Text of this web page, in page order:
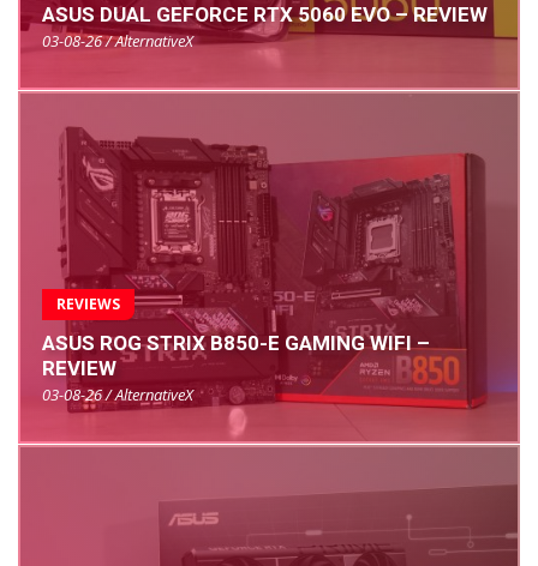
ASUS DUAL GEFORCE RTX 5060 EVO – REVIEW
03-08-26 / AlternativeX
REVIEWS
ASUS ROG STRIX B850-E GAMING WIFI –
REVIEW
03-08-26 / AlternativeX